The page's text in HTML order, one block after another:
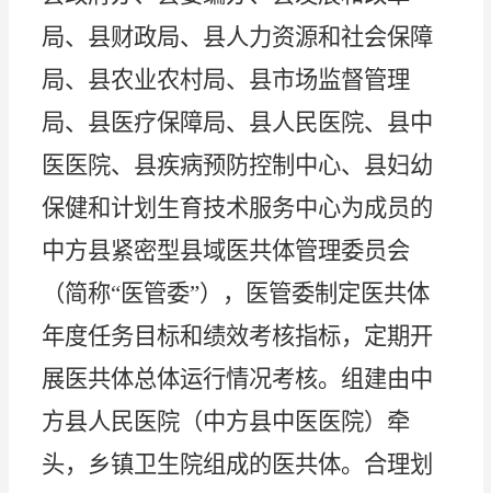
局、县财政局、县人力资源和社会保障
局、县农业农村局、县市场监督管理
局、县医疗保障局、县人民医院、县中
医医院、县疾病预防控制中心、县妇幼
保健和计划生育技术服务中心为成员的
中方县紧密型县域医共体管理委员会
（简称“医管委”），医管委制定医共体
年度任务目标和绩效考核指标，定期开
展医共体总体运行情况考核。组建由中
方县人民医院（中方县中医医院）牵
头，乡镇卫生院组成的医共体。合理划